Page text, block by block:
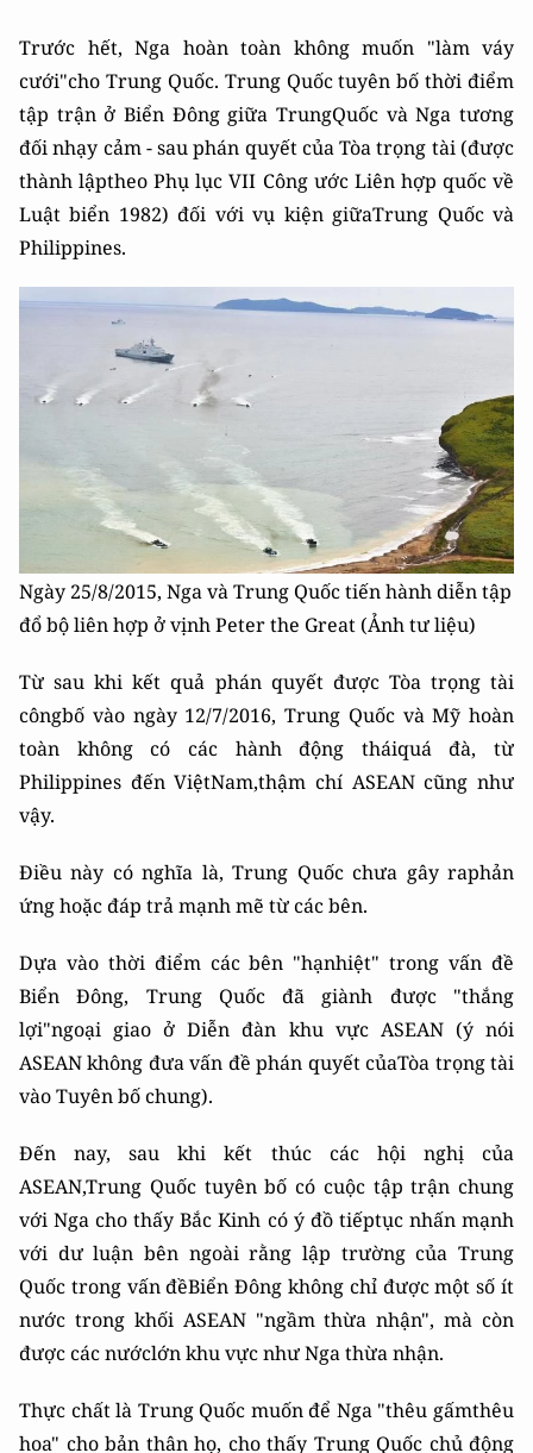
Trước hết, Nga hoàn toàn không muốn "làm váy
cưới"cho Trung Quốc. Trung Quốc tuyên bố thời điểm
tập trận ở Biển Đông giữa TrungQuốc và Nga tương
đối nhạy cảm - sau phán quyết của Tòa trọng tài (được
thành lậptheo Phụ lục VII Công ước Liên hợp quốc về
Luật biển 1982) đối với vụ kiện giữaTrung Quốc và
Philippines.
Ngày 25/8/2015, Nga và Trung Quốc tiến hành diễn tập
đổ bộ liên hợp ở vịnh Peter the Great (Ảnh tư liệu)
Từ sau khi kết quả phán quyết được Tòa trọng tài
côngbố vào ngày 12/7/2016, Trung Quốc và Mỹ hoàn
toàn không có các hành động tháiquá đà, từ
Philippines đến ViệtNam,thậm chí ASEAN cũng như
vậy.
Điều này có nghĩa là, Trung Quốc chưa gây raphản
ứng hoặc đáp trả mạnh mẽ từ các bên.
Dựa vào thời điểm các bên "hạnhiệt" trong vấn đề
Biển Đông, Trung Quốc đã giành được "thắng
lợi"ngoại giao ở Diễn đàn khu vực ASEAN (ý nói
ASEAN không đưa vấn đề phán quyết củaTòa trọng tài
vào Tuyên bố chung).
Đến nay, sau khi kết thúc các hội nghị của
ASEAN,Trung Quốc tuyên bố có cuộc tập trận chung
với Nga cho thấy Bắc Kinh có ý đồ tiếptục nhấn mạnh
với dư luận bên ngoài rằng lập trường của Trung
Quốc trong vấn đềBiển Đông không chỉ được một số ít
nước trong khối ASEAN "ngầm thừa nhận", mà còn
được các nướclớn khu vực như Nga thừa nhận.
Thực chất là Trung Quốc muốn để Nga "thêu gấmthêu
hoa" cho bản thân họ, cho thấy Trung Quốc chủ động